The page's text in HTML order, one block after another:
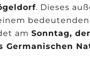
. Dieses
amSonntag,
Germanischen